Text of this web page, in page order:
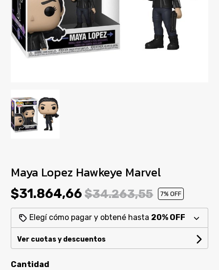
Maya Lopez Hawkeye Marvel
$31.864,66$34.263,55 7% OFF
Elegí cómo pagar y obtené hasta 20% OFF
Ver cuotas y descuentos
Cantidad